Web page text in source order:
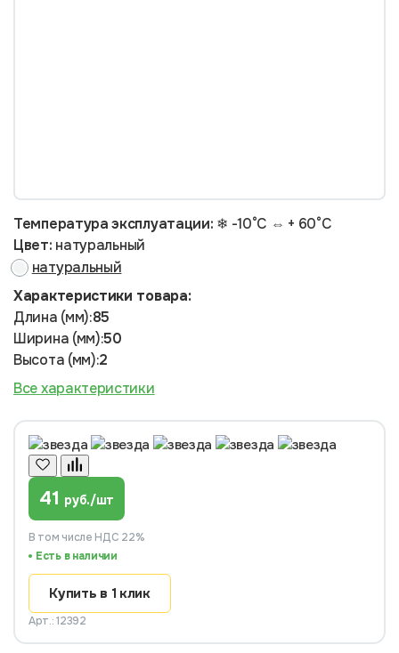
Температура эксплуатации: ❄ -10°С ⇔ + 60°С
Цвет: натуральный
натуральный
Характеристики товара:
Длина (мм):85
Ширина (мм):50
Высота (мм):2
Все характеристики
41 руб./шт
В том числе НДС 22%
Есть в наличии
Купить в 1 клик
Арт.: 12392